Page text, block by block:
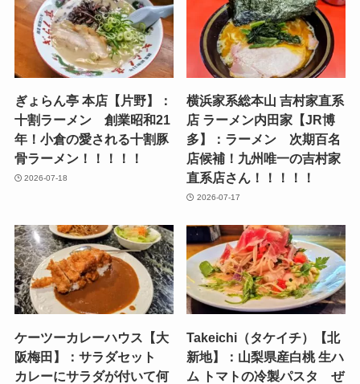
ぎょらん亭 本店【片野】：
十割ラーメン 創業昭和21
年！小倉の愛される十割豚
骨ラーメン！！！！！
2026-07-18
横浜家系総本山 吉村家直系
店 ラーメン内田家【JR博
多】：ラーメン 次期百名
店候補！九州唯一の吉村家
直系店さん！！！！！
2026-07-17
ケーツーカレーハウス【大
阪梅田】：サラダセット
カレーにサラダが付いて何
Takeichi（タケイチ）【北
新地】：山梨県産白桃 生ハ
ム トマトの冷製パスタ ぜ